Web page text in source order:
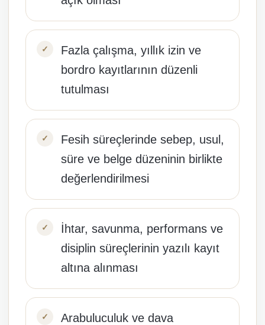
Fazla çalışma, yıllık izin ve
bordro kayıtlarının düzenli
tutulması
Fesih süreçlerinde sebep, usul,
süre ve belge düzeninin birlikte
değerlendirilmesi
İhtar, savunma, performans ve
disiplin süreçlerinin yazılı kayıt
altına alınması
Arabuluculuk ve dava